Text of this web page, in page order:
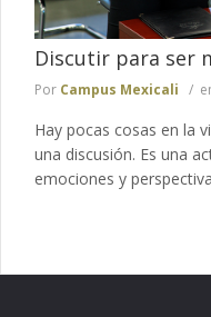
Discutir para ser
Por Campus Mexicali
Hay pocas cosas en la
una discusión. Es una
emociones y